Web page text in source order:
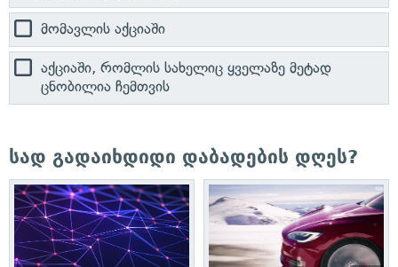
მომავლის აქციაში
აქციაში, რომლის სახელიც ყველაზე მეტად
ცნობილია ჩემთვის
სად გადაიხდიდი დაბადების დღეს?